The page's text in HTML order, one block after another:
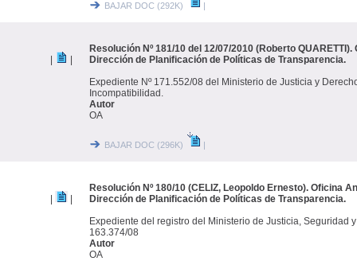
BAJAR DOC (292K) |
Resolución Nº 181/10 del 12/07/2010 (Roberto
Dirección de Planificación de Políticas de Transparencia.
Expediente Nº 171.552/08 del Ministerio de Justicia y
Incompatibilidad.
Autor
OA
BAJAR DOC (296K) |
Resolución Nº 180/10 (CELIZ, Leopoldo Ernesto). Oficina
Dirección de Planificación de Políticas de Transparencia.
Expediente del registro del Ministerio de Justicia, Seguridad
163.374/08
Autor
OA